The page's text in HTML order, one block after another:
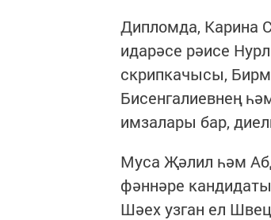
Дипломда, Карина
идарәсе рәисе
скрипкачысы,
Бисенгалиевнең
имзалары бар,
Муса Җәлил һәм
фәннәре
Шәех узган ел